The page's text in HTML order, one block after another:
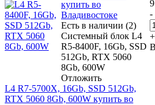
купить во
Владивостоке
Есть в наличии (2)
Системный блок L4
R5-8400F, 16Gb, SSD
512Gb, RTX 5060
8Gb, 600W
Отложить
-
+
L4 R7-5700X, 16Gb, SSD 512Gb,
RTX 5060 8Gb, 600W купить во